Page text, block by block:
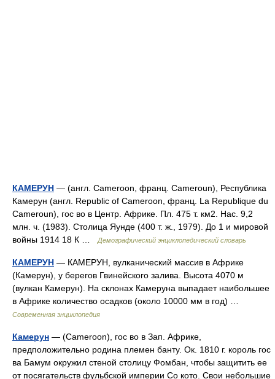
КАМЕРУН — (англ. Cameroon, франц. Cameroun), Республика
Камерун (англ. Republic of Cameroon, франц. La Republique du
Cameroun), гос во в Центр. Африке. Пл. 475 т. км2. Нас. 9,2
млн. ч. (1983). Столица Яунде (400 т. ж., 1979). До 1 и мировой
войны 1914 18 К …
Демографический энциклопедический словарь
КАМЕРУН — КАМЕРУН, вулканический массив в Африке
(Камерун), у берегов Гвинейского залива. Высота 4070 м
(вулкан Камерун). На склонах Камеруна выпадает наибольшее
в Африке количество осадков (около 10000 мм в год) …
Современная энциклопедия
Камерун — (Cameroon), гос во в Зап. Африке,
предположительно родина племен банту. Ок. 1810 г. король гос
ва Бамум окружил стеной столицу Фомбан, чтобы защитить ее
от посягательств фульбской империи Со кото. Свои небольшие